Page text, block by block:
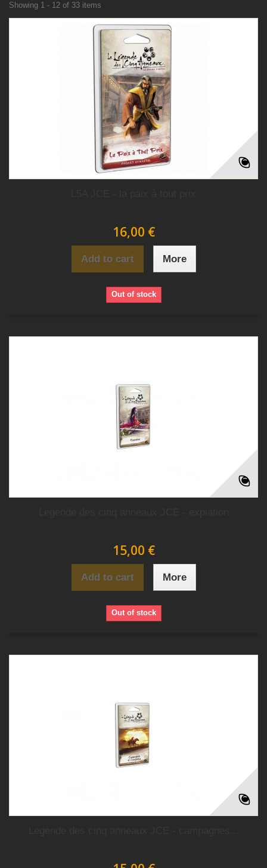
Showing 1 - 12 of 33 items
16,00 €
Add to cart More
Out of stock
15,00 €
Add to cart More
Out of stock